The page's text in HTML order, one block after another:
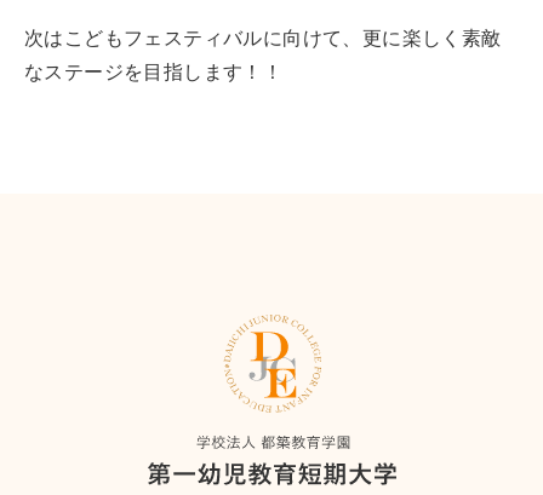
次はこどもフェスティバルに向けて、更に楽しく素敵
なステージを目指します！！